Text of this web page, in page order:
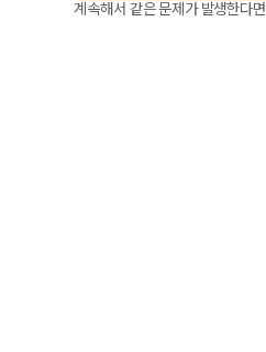
계속해서 같은 문제가 발생한다면